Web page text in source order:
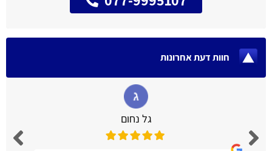
חוות דעת אחרונות
גל נחום